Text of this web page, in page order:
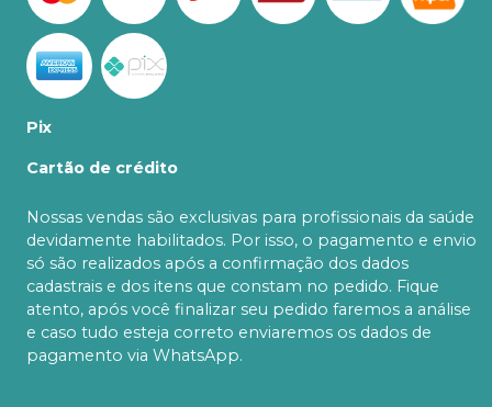
Pix
Cartão de crédito
Nossas vendas são exclusivas para profissionais da saúde
devidamente habilitados. Por isso, o pagamento e envio
só são realizados após a confirmação dos dados
cadastrais e dos itens que constam no pedido. Fique
atento, após você finalizar seu pedido faremos a análise
e caso tudo esteja correto enviaremos os dados de
pagamento via WhatsApp.